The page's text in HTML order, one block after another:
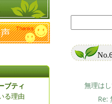
無理は
Re:
ブティ
る理由